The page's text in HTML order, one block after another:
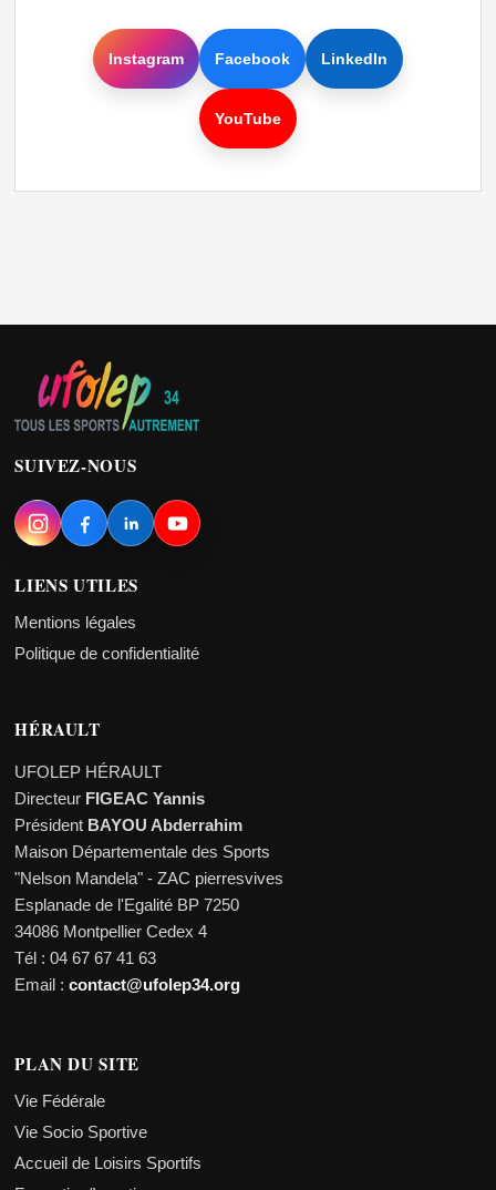
Instagram Facebook LinkedIn
YouTube
SUIVEZ-NOUS
LIENS UTILES
Mentions légales
Politique de confidentialité
HÉRAULT
UFOLEP HÉRAULT
Directeur FIGEAC Yannis
Président BAYOU Abderrahim
Maison Départementale des Sports
"Nelson Mandela" - ZAC pierresvives
Esplanade de l'Egalité BP 7250
34086 Montpellier Cedex 4
Tél : 04 67 67 41 63
Email :contact@ufolep34.org
PLAN DU SITE
Vie Fédérale
Vie Socio Sportive
Accueil de Loisirs Sportifs